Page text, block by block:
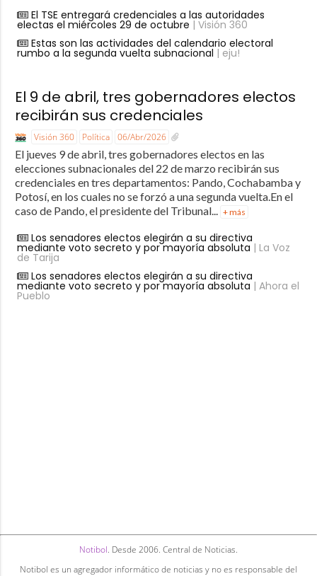
El TSE entregará credenciales a las autoridades
electas el miércoles 29 de octubre | Visión 360
Estas son las actividades del calendario electoral
rumbo a la segunda vuelta subnacional | eju!
El 9 de abril, tres gobernadores electos
recibirán sus credenciales
Visión 360 Política 06/Abr/2026
El jueves 9 de abril, tres gobernadores electos en las
elecciones subnacionales del 22 de marzo recibirán sus
credenciales en tres departamentos: Pando, Cochabamba y
Potosí, en los cuales no se forzó a una segunda vuelta.En el
caso de Pando, el presidente del Tribunal... + más
Los senadores electos elegirán a su directiva
mediante voto secreto y por mayoría absoluta | La Voz
de Tarija
Los senadores electos elegirán a su directiva
mediante voto secreto y por mayoría absoluta | Ahora el
Pueblo
Notibol. Desde 2006. Central de Noticias.
Notibol es un agregador informático de noticias y no es responsable del